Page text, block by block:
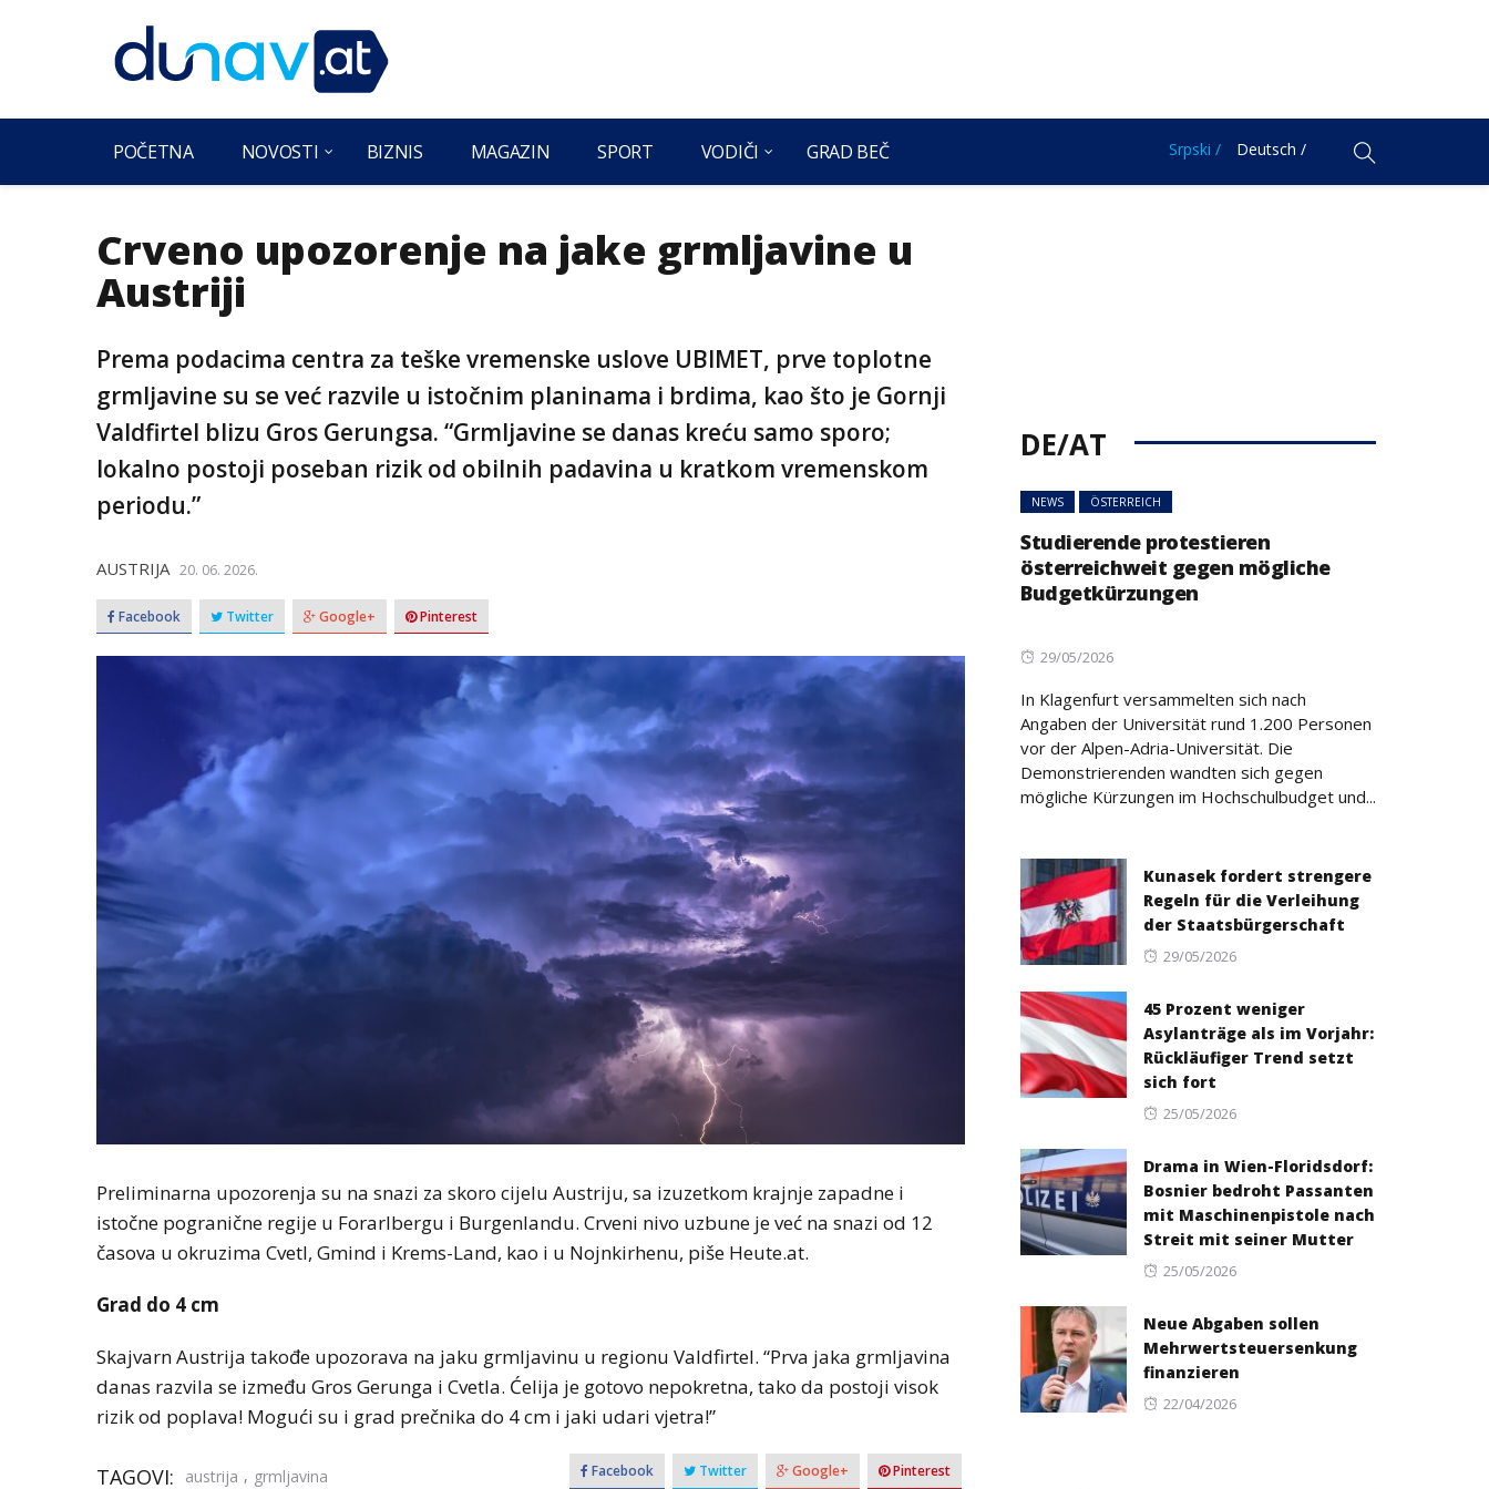
POČETNA NOVOSTI BIZNIS MAGAZIN SPORT VODIČI GRAD BEČ Srpski / Deutsch /
Crveno upozorenje na jake grmljavine u
Austriji
Prema podacima centra za teške vremenske uslove UBIMET, prve toplotne
grmljavine su se već razvile u istočnim planinama i brdima, kao što je Gornji
Valdfirtel blizu Gros Gerungsa. “Grmljavine se danas kreću samo sporo;
lokalno postoji poseban rizik od obilnih padavina u kratkom vremenskom
periodu.”
AUSTRIJA 20. 06. 2026.
Facebook Twitter Google+ Pinterest
Preliminarna upozorenja su na snazi za skoro cijelu Austriju, sa izuzetkom krajnje zapadne i
istočne pogranične regije u Forarlbergu i Burgenlandu. Crveni nivo uzbune je već na snazi od 12
časova u okruzima Cvetl, Gmind i Krems-Land, kao i u Nojnkirhenu, piše Heute.at.
Grad do 4 cm
Skajvarn Austrija takođe upozorava na jaku grmljavinu u regionu Valdfirtel. “Prva jaka grmljavina
danas razvila se između Gros Gerunga i Cvetla. Ćelija je gotovo nepokretna, tako da postoji visok
rizik od poplava! Mogući su i grad prečnika do 4 cm i jaki udari vjetra!”
TAGOVI: austrija , grmljavina Facebook Twitter Google+ Pinterest
DE/AT
NEWS ÖSTERREICH
Studierende protestieren
österreichweit gegen mögliche
Budgetkürzungen
Posted
29/05/2026
In Klagenfurt versammelten sich nach
Angaben der Universität rund 1.200 Personen
vor der Alpen-Adria-Universität. Die
Demonstrierenden wandten sich gegen
mögliche Kürzungen im Hochschulbudget und...
Kunasek fordert strengere
Regeln für die Verleihung
der Staatsbürgerschaft
Posted
29/05/2026
45 Prozent weniger
Asylanträge als im Vorjahr:
Rückläufiger Trend setzt
sich fort
Posted
25/05/2026
Drama in Wien-Floridsdorf:
Bosnier bedroht Passanten
mit Maschinenpistole nach
Streit mit seiner Mutter
Posted
25/05/2026
Neue Abgaben sollen
Mehrwertsteuersenkung
finanzieren
Posted
22/04/2026